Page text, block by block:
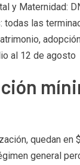
y Maternidad:
las
al 12 de agosto
quedan en
general